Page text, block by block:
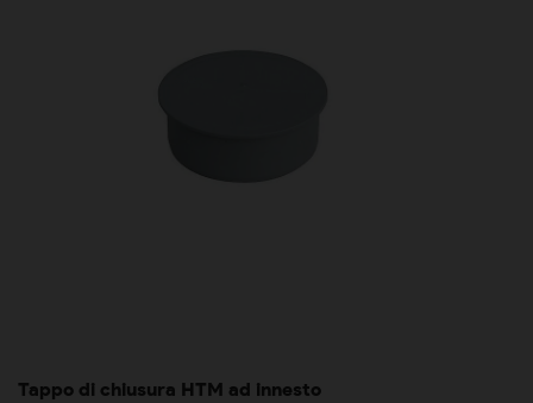
Tappo di chiusura HTM ad innesto